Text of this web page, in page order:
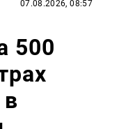
07.08.2026, 08:57
500